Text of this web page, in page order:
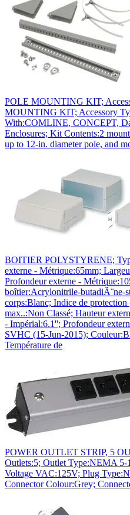
POLE MOUNTING KIT;
MOUNTING KIT; Accessory
With:COMLINE, CONCEPT,
Enclosures; Kit Contents:2
up to 12-in. diameter pole, and
BOITIER POLYSTYRENE;
externe - Métrique:65mm;
Profondeur externe -
boîtier:Acrylonitrile-butadiÃ¨ne-
corps:Blanc; Indice de
max..:Non Classé; Hauteur
- Impérial:6.1''; Profondeur
SVHC (15-Jun-2015);
Température de
POWER OUTLET STRIP, 5
Outlets:5; Outlet Type:NEMA
Voltage VAC:125V; Plug
Connector Colour:Grey;